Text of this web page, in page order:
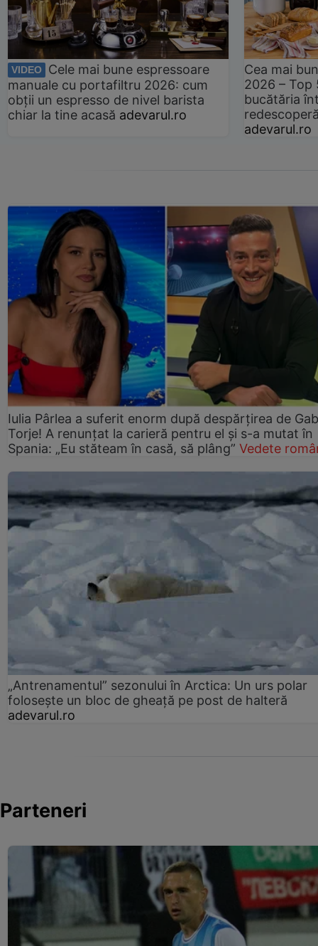
VIDEO
Cele mai bune espressoare
manuale cu portafiltru 2026: cum
obții un espresso de nivel barista
chiar la tine acasă adevarul.ro
Cea mai
2026 –
bucătăria
adevarul.ro
Iulia Pârlea a suferit enorm după despărțirea de
Torje! A renunțat la carieră pentru el și s-a mutat în
Spania: „Eu stăteam în casă, să plâng” Vedete
„Antrenamentul” sezonului în Arctica: Un urs polar
folosește un bloc de gheață pe post de halteră
adevarul.ro
Parteneri